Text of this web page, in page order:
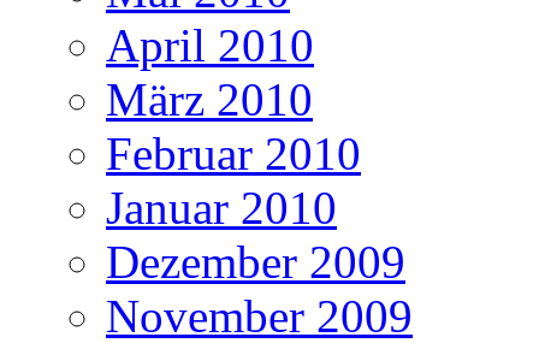
April 2010
März 2010
Februar 2010
Januar 2010
Dezember 2009
November 2009